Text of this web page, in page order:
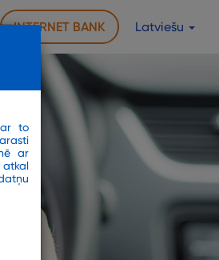
INTERNET BANK Latviešu
ar to
ar
atkal